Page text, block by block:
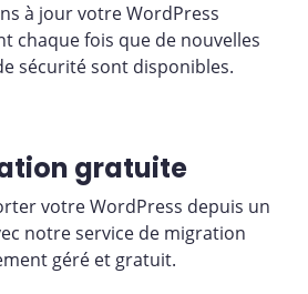
à jour votre WordPress
chaque fois que de nouvelles
sécurité sont disponibles.
gratuite
votre WordPress depuis un
notre service de migration
géré et gratuit.